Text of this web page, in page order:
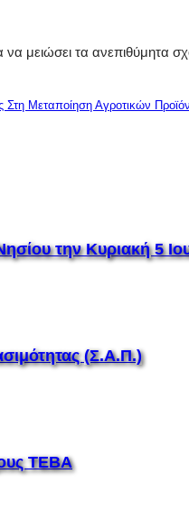
να μειώσει τα ανεπιθύμητα
Στη Μεταποίηση Αγροτικών
την Κυριακή 5
(Σ.Α.Π.)
ΤΕΒΑ